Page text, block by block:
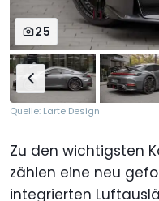
25
Quelle: Larte Design
Zu den wichtigsten
zählen eine neu
integrierten